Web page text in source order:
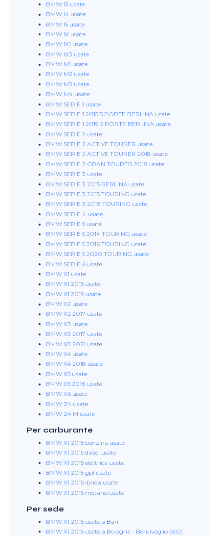
BMW I3 usate
BMW I4 usate
BMW I5 usate
BMW IX usate
BMW IX1 usate
BMW IX3 usate
BMW M1 usate
BMW M2 usate
BMW M3 usate
BMW M4 usate
BMW SERIE 1 usate
BMW SERIE 1 2015 5 PORTE BERLINA usate
BMW SERIE 1 2019 5 PORTE BERLINA usate
BMW SERIE 2 usate
BMW SERIE 2 ACTIVE TOURER usate
BMW SERIE 2 ACTIVE TOURER 2018 usate
BMW SERIE 2 GRAN TOURER 2018 usate
BMW SERIE 3 usate
BMW SERIE 3 2015 BERLINA usate
BMW SERIE 3 2015 TOURING usate
BMW SERIE 3 2018 TOURING usate
BMW SERIE 4 usate
BMW SERIE 5 usate
BMW SERIE 5 2014 TOURING usate
BMW SERIE 5 2016 TOURING usate
BMW SERIE 5 2020 TOURING usate
BMW SERIE 6 usate
BMW X1 usate
BMW X1 2015 usate
BMW X1 2019 usate
BMW X2 usate
BMW X2 2017 usate
BMW X3 usate
BMW X3 2017 usate
BMW X3 2021 usate
BMW X4 usate
BMW X4 2018 usate
BMW X5 usate
BMW X5 2018 usate
BMW X6 usate
BMW Z4 usate
BMW Z4 M usate
Per carburante
BMW X1 2015 benzina usate
BMW X1 2015 diesel usate
BMW X1 2015 elettrica usate
BMW X1 2015 gpl usate
BMW X1 2015 ibrida usate
BMW X1 2015 metano usate
Per sede
BMW X1 2015 usate a Bari
BMW X1 2015 usate a Bologna - Bentivoglio (BO)